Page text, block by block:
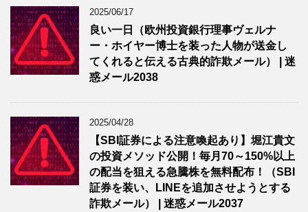
2025/06/17
良い一日（欧州投資銀行理事ヴェルナ
ー・ホイヤー博士を装った人物が送金し
てくれると伝える古典的詐欺メール） | 迷
惑メール2038
2025/04/28
【SBI証券による注意喚起あり】堀江貴文
の投資メソッド公開！毎月70～150%以上
の配当を狙える急騰株を無料配布！（SBI
証券を装い、LINEを追加させようとする
詐欺メール） | 迷惑メール2037